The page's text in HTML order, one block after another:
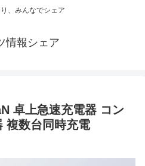
、みんなでシェア
情報シェア
卓上急速充電器 コン
複数台同時充電